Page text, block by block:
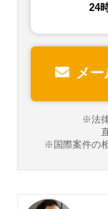
24
メー
※法
※国際案件の